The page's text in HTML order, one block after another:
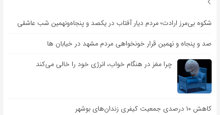
شکوه بی‌مرز ارادت؛ مردم دیار آفتاب در یکصد و پنجاه‌ونهمین شب عاشقی
صد و پنجاه و نهمین قرار خونخواهی مردم مشهد در خیابان ها
چرا مغز در هنگام خواب، انرژی خود را خالی می‌کند
کاهش ۱۰ درصدی جمعیت کیفری زندان‌های بوشهر